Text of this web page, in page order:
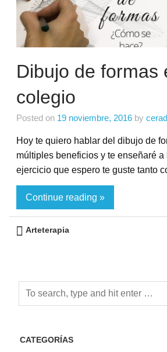
Dibujo de formas
colegio
Posted on 19 noviembre, 2016 by
Hoy te quiero hablar del dibujo de
múltiples beneficios y te enseñaré a
ejercicio que espero te guste tanto
Continue reading »
Arteterapia
CATEGORÍAS